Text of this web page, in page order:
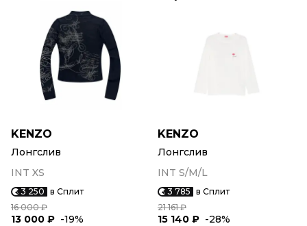
KENZO
Лонгслив
INT XS
3 250 в Сплит
16 000 ₽
13 000 ₽ -19%
KENZO
Лонгслив
INT S/M/L
3 785 в Сплит
21 161 ₽
15 140 ₽ -28%